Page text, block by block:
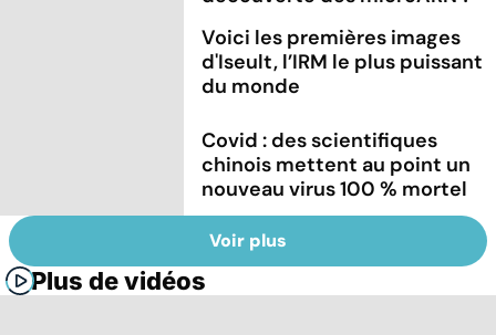
Voici les premières images
d'Iseult, l’IRM le plus puissant
du monde
Covid : des scientifiques
chinois mettent au point un
nouveau virus 100 % mortel
Voir plus
Plus de vidéos